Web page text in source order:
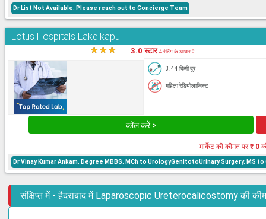
Dr List Not Available. Please reach out to Concierge Team
Lotus Hospitals Lakdikapul
★★★ 3.0 स्टार4 रेटिंग के आधार पे
3.44 किमी दूर
महिला रेडियोलाजिस्ट
कॉल करें >
मार्केट की कीमत पर₹ 0
Dr Vinay Kumar Ankam. Degree MBBS. MCh to UrologyGenitotoUrinary Surgery. MS
संक्षिप्त में - हैदराबाद में Laparoscopic Ureterocalicostomy की